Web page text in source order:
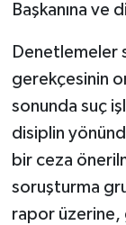
Başkanına ve
Denetlemeler
gerekçesinin
sonunda suç
disiplin
bir ceza
soruşturma
rapor üzerine,